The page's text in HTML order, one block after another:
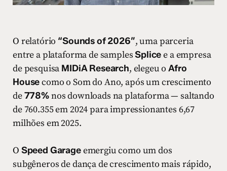
O relatório “Sounds of 2026”, uma parceria
entre a plataforma de samplesSplicee a empresa
de pesquisa MIDiA Research, elegeu oAfro
Housecomo o Som do Ano, após um crescimento
de778%nos downloads na plataforma — saltando
de 760.355 em 2024 para impressionantes 6,67
milhões em 2025.
O Speed Garageemergiu como um dos
subgêneros de dança de crescimento mais rápido,